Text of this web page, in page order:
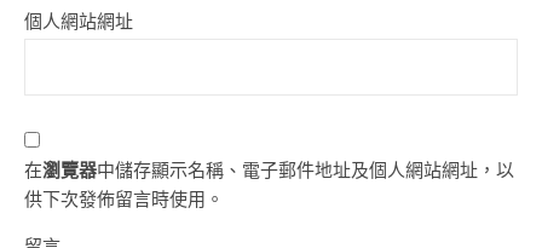
個人網站網址
在瀏覽器中儲存顯示名稱、電子郵件地址及個人網站網址，以
供下次發佈留言時使用。